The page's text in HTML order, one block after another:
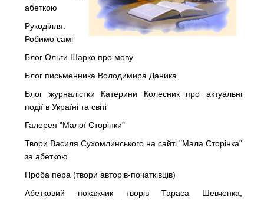
абеткою
Рукоділля.
Робимо самі
Блог Ольги Шарко про мову
Блог письменника Володимира Даника
Блог журналістки Катерини Колесник про актуальні
події в Україні та світі
Галерея "Малої Сторінки"
Твори Василя Сухомлинського на сайті "Мала Сторінка"
за абеткою
Проба пера (твори авторів-початківців)
Абетковий покажчик творів Тараса Шевченка,